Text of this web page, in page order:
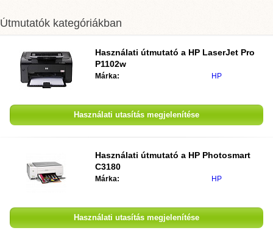
Útmutatók kategóriákban
Használati útmutató a HP LaserJet Pro
P1102w
Márka: HP
Használati utasítás megjelenítése
Használati útmutató a HP Photosmart
C3180
Márka: HP
Használati utasítás megjelenítése